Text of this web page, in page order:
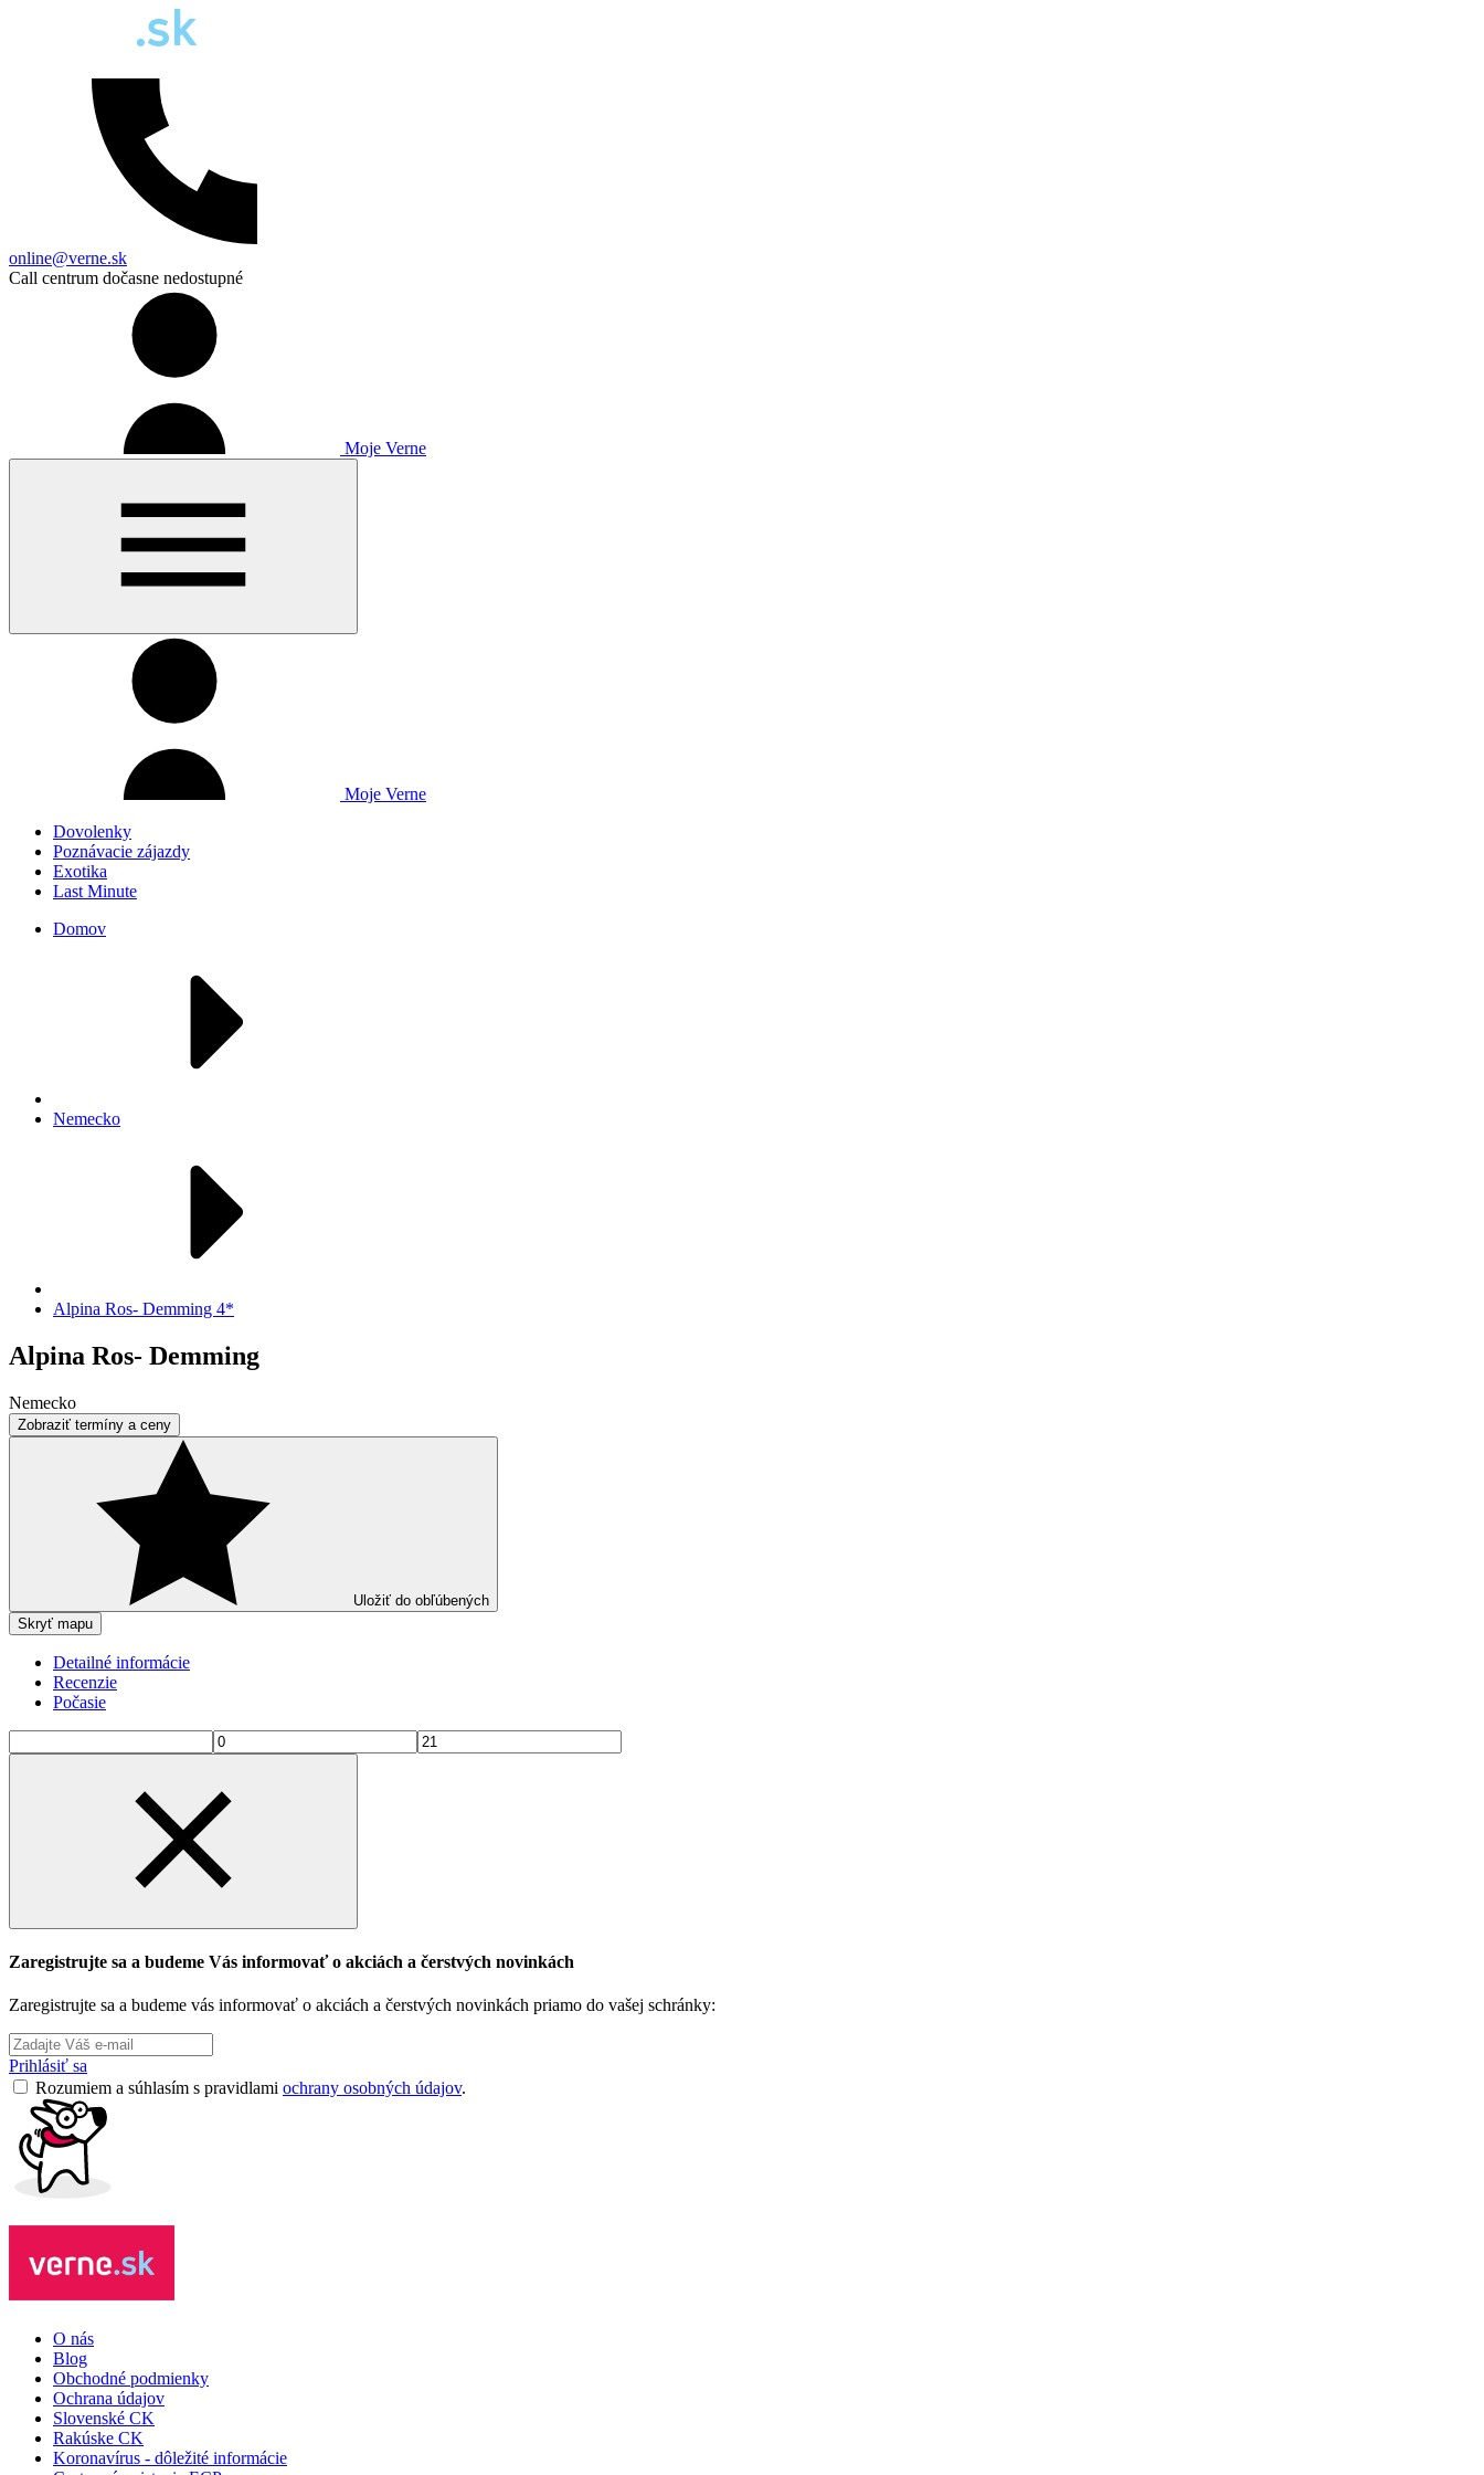
online@verne.sk
Call centrum dočasne nedostupné
Moje Verne
Moje Verne
Dovolenky
Poznávacie zájazdy
Exotika
Last Minute
Domov
Nemecko
Alpina Ros- Demming 4*
Alpina Ros- Demming
Nemecko
Zobraziť termíny a ceny
Uložiť do obľúbených
Skryť mapu
Detailné informácie
Recenzie
Počasie
Zaregistrujte sa a budeme Vás informovať o akciách a čerstvých novinkách
Zaregistrujte sa a budeme vás informovať o akciách a čerstvých novinkách priamo do vašej schránky:
Prihlásiť sa
Rozumiem a súhlasím s pravidlami ochrany osobných údajov.
O nás
Blog
Obchodné podmienky
Ochrana údajov
Slovenské CK
Rakúske CK
Koronavírus - dôležité informácie